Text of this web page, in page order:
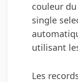
couleur
single
utilisant
Les